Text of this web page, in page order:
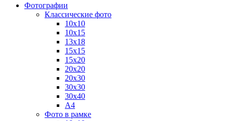
Фотографии
Классические фото
10х10
10х15
13х18
15х15
15х20
20х20
20х30
30х30
30х40
А4
Фото в рамке